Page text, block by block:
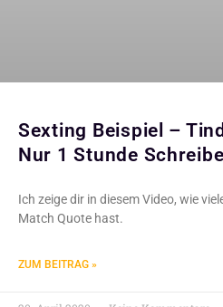
Sexting Beispiel –
Nur 1 Stunde
Ich zeige dir in diesem Video, wie
Match Quote hast.
ZUM BEITRAG »